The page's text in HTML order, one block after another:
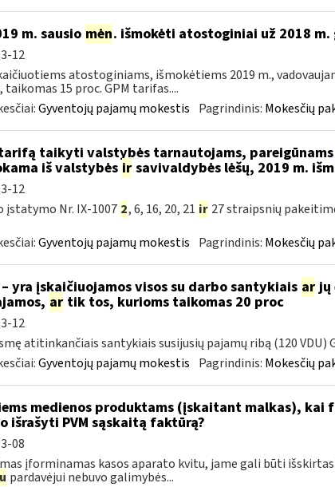
m. sausio mėn. išmokėti atostoginiai už 2018 m.
12
atostoginiams, išmokėtiems 2019 m.,
15 proc. GPM tarifas....
Gyventojų pajamų mokestis Pagrindinis: Mokesčių
taikyti valstybės tarnautojams, pareigūnams
iš valstybės irsavivaldybės lėšų, 2019 m.
12
įstatymo Nr. IX-1007 2, 6, 16, 20, 21 ir 27 straipsnių
Gyventojų pajamų mokestis Pagrindinis: Mokesčių
– yra įskaičiuojamos visos su darbo santykiais arjų
artik tos, kurioms taikomas 20 proc
12
atitinkančiais santykiais susijusių pajamų ribą (120 VDU)
Gyventojų pajamų mokestis Pagrindinis: Mokesčių
medienos produktams (įskaitant malkas), kai
išrašyti PVM sąskaitą faktūrą?
08
įforminamas kasos aparato kvitu, jame gali būti
pardavėjui nebuvo galimybės...